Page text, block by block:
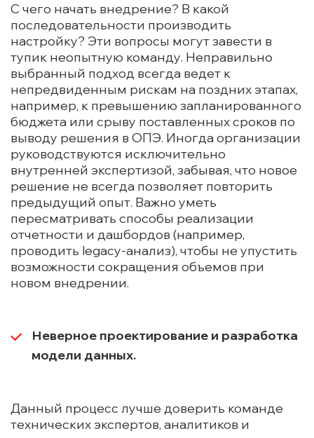
С чего начать внедрение? В какой
последовательности производить
настройку? Эти вопросы могут завести в
тупик неопытную команду. Неправильно
выбранный подход всегда ведет к
непредвиденным рискам на поздних этапах,
например, к превышению запланированного
бюджета или срыву поставленных сроков по
выводу решения в ОПЭ. Иногда организации
руководствуются исключительно
внутренней экспертизой, забывая, что новое
решение не всегда позволяет повторить
предыдущий опыт. Важно уметь
пересматривать способы реализации
отчетности и дашбордов (например,
проводить legacy-анализ), чтобы не упустить
возможности сокращения объемов при
новом внедрении.
Неверное проектирование и разработка
модели данных.
Данный процесс лучше доверить команде
технических экспертов, аналитиков и